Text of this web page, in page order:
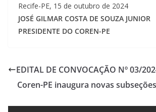
Recife-PE, 15 de outubro de 2024
JOSÉ GILMAR COSTA DE SOUZA JUNIOR
PRESIDENTE DO COREN-PE
EDITAL DE CONVOCAÇÃO Nº 03/
Coren-PE inaugura novas